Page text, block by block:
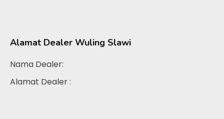
Alamat Dealer Wuling Slawi
Nama Dealer:
Alamat Dealer :